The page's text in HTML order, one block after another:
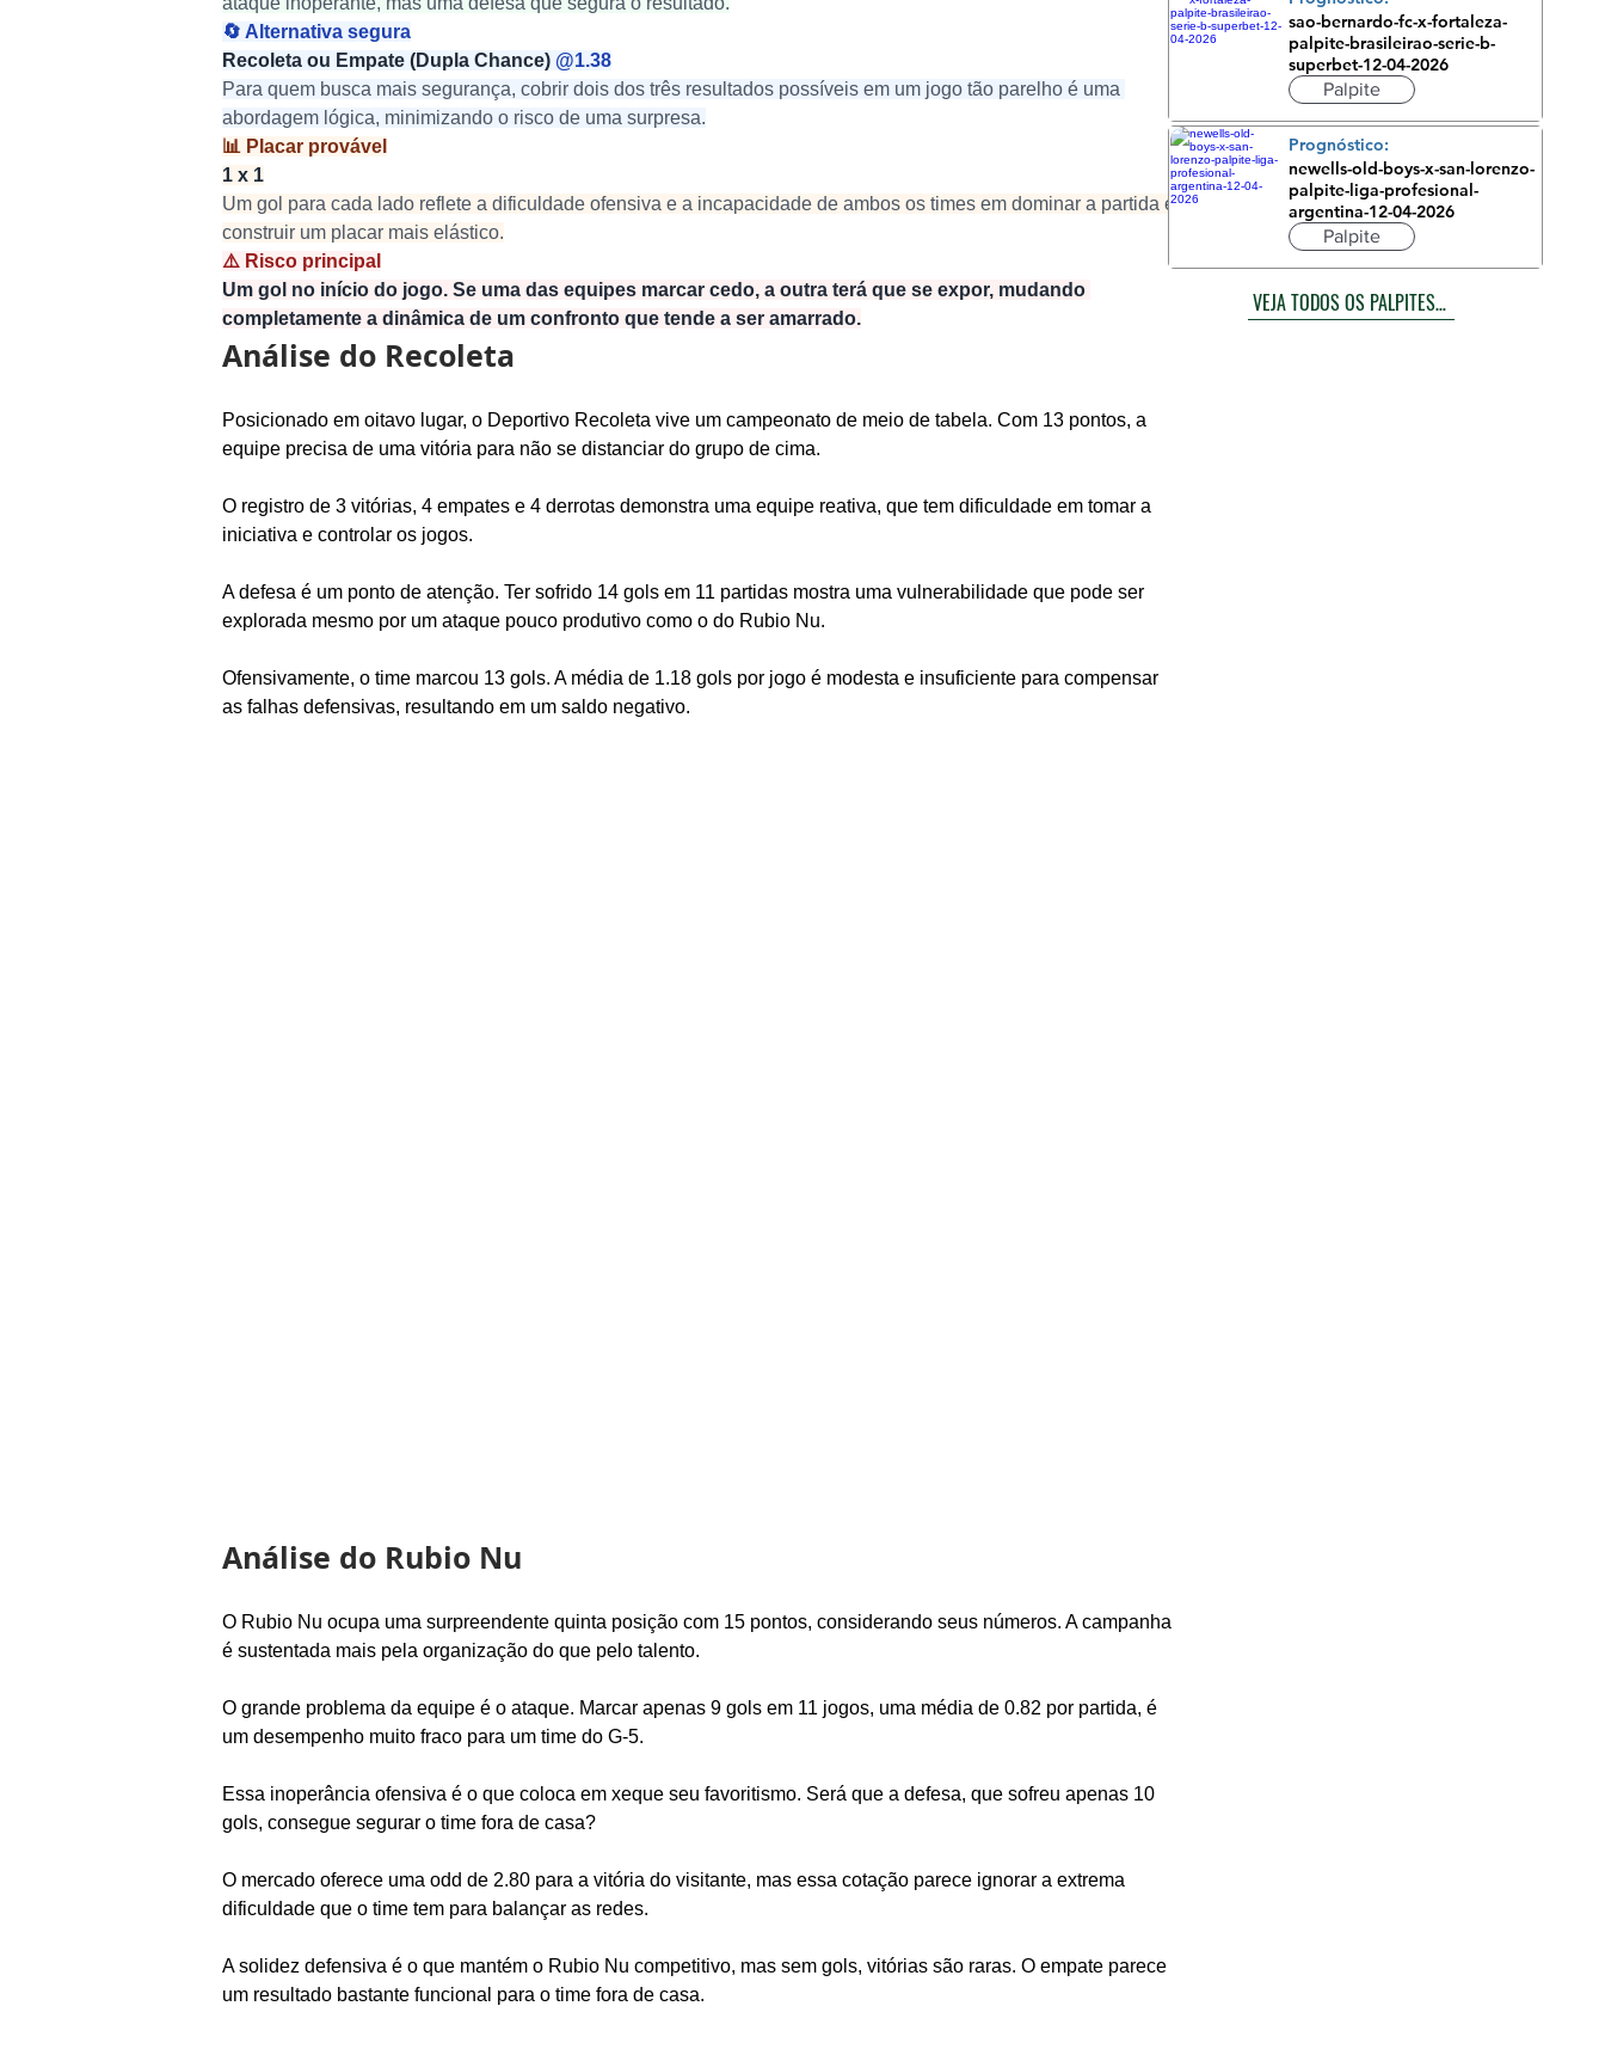
🔄 Alternativa segura
Recoleta ou Empate (Dupla Chance) @1.38
Para quem busca mais segurança, cobrir dois dos três resultados possíveis em um jogo tão parelho é uma
abordagem lógica, minimizando o risco de uma surpresa.
📊 Placar provável
1 x 1
Um gol para cada lado reflete a dificuldade ofensiva e a incapacidade de ambos os times em dominar a partida e
construir um placar mais elástico.
⚠️ Risco principal
Um gol no início do jogo. Se uma das equipes marcar cedo, a outra terá que se expor, mudando
completamente a dinâmica de um confronto que tende a ser amarrado.
Análise do Recoleta
Posicionado em oitavo lugar, o Deportivo Recoleta vive um campeonato de meio de tabela. Com 13 pontos, a
equipe precisa de uma vitória para não se distanciar do grupo de cima.
O registro de 3 vitórias, 4 empates e 4 derrotas demonstra uma equipe reativa, que tem dificuldade em tomar a
iniciativa e controlar os jogos.
A defesa é um ponto de atenção. Ter sofrido 14 gols em 11 partidas mostra uma vulnerabilidade que pode ser
explorada mesmo por um ataque pouco produtivo como o do Rubio Nu.
Ofensivamente, o time marcou 13 gols. A média de 1.18 gols por jogo é modesta e insuficiente para compensar
as falhas defensivas, resultando em um saldo negativo.
Análise do Rubio Nu
O Rubio Nu ocupa uma surpreendente quinta posição com 15 pontos, considerando seus números. A campanha
é sustentada mais pela organização do que pelo talento.
O grande problema da equipe é o ataque. Marcar apenas 9 gols em 11 jogos, uma média de 0.82 por partida, é
um desempenho muito fraco para um time do G-5.
Essa inoperância ofensiva é o que coloca em xeque seu favoritismo. Será que a defesa, que sofreu apenas 10
gols, consegue segurar o time fora de casa?
O mercado oferece uma odd de 2.80 para a vitória do visitante, mas essa cotação parece ignorar a extrema
dificuldade que o time tem para balançar as redes.
A solidez defensiva é o que mantém o Rubio Nu competitivo, mas sem gols, vitórias são raras. O empate parece
um resultado bastante funcional para o time fora de casa.
sao-bernardo-fc-x-fortaleza-
palpite-brasileirao-serie-b-
superbet-12-04-2026
Palpite
Prognóstico:
newells-old-boys-x-san-lorenzo-
palpite-liga-profesional-
argentina-12-04-2026
Palpite
VEJA TODOS OS PALPITES DE HOJE